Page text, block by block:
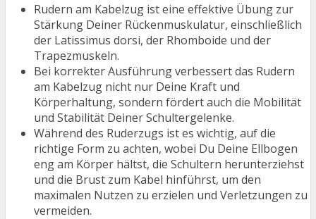
Rudern am Kabelzug ist eine effektive Übung zur
Stärkung Deiner Rückenmuskulatur, einschließlich
der Latissimus dorsi, der Rhomboide und der
Trapezmuskeln.
Bei korrekter Ausführung verbessert das Rudern
am Kabelzug nicht nur Deine Kraft und
Körperhaltung, sondern fördert auch die Mobilität
und Stabilität Deiner Schultergelenke.
Während des Ruderzugs ist es wichtig, auf die
richtige Form zu achten, wobei Du Deine Ellbogen
eng am Körper hältst, die Schultern herunterziehst
und die Brust zum Kabel hinführst, um den
maximalen Nutzen zu erzielen und Verletzungen zu
vermeiden.